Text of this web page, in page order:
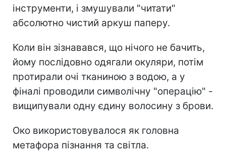
інструменти, і змушували "читати"
абсолютно чистий аркуш паперу.
Коли він зізнавався, що нічого не бачить,
йому послідовно одягали окуляри, потім
протирали очі тканиною з водою, а у
фіналі проводили символічну "операцію" -
вищипували одну єдину волосину з брови.
Око використовувалося як головна
метафора пізнання та світла.